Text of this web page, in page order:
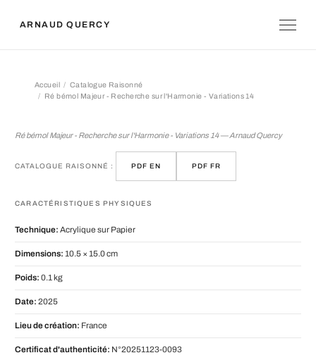
ARNAUD QUERCY
Accueil
Catalogue Raisonné
Ré bémol Majeur - Recherche sur l'Harmonie - Variations 14
Ré bémol Majeur - Recherche sur l'Harmonie - Variations 14 — Arnaud Quercy
CATALOGUE RAISONNÉ : PDF EN PDF FR
CARACTÉRISTIQUES PHYSIQUES
Technique: Acrylique sur Papier
Dimensions: 10.5 × 15.0 cm
Poids: 0.1 kg
Date: 2025
Lieu de création: France
Certificat d'authenticité: N°20251123-0093